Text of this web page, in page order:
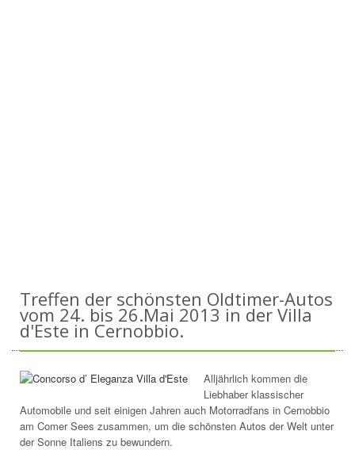
Treffen der schönsten Oldtimer-Autos
vom 24. bis 26.Mai 2013 in der Villa
d'Este in Cernobbio.
Alljährlich kommen die
Liebhaber klassischer
Automobile und seit einigen Jahren auch Motorradfans in Cernobbio
am Comer Sees zusammen, um die schönsten Autos der Welt unter
der Sonne Italiens zu bewundern.